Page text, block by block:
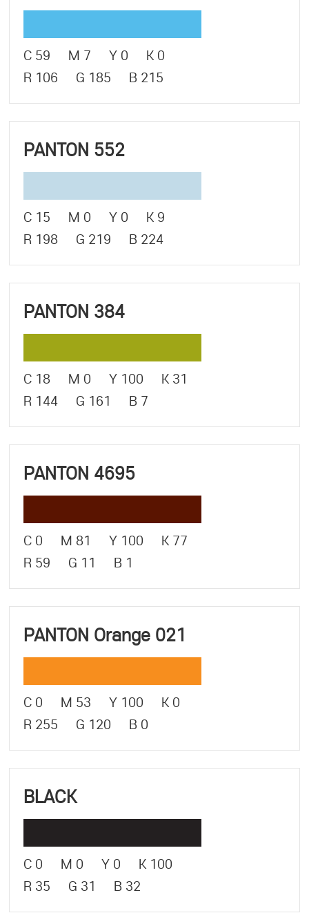
C 59 M 7 Y 0 K 0
R 106 G 185 B 215
PANTON 552
C 15 M 0 Y 0 K 9
R 198 G 219 B 224
PANTON 384
C 18 M 0 Y 100 K 31
R 144 G 161 B 7
PANTON 4695
C 0 M 81 Y 100 K 77
R 59 G 11 B 1
PANTON Orange 021
C 0 M 53 Y 100 K 0
R 255 G 120 B 0
BLACK
C 0 M 0 Y 0 K 100
R 35 G 31 B 32